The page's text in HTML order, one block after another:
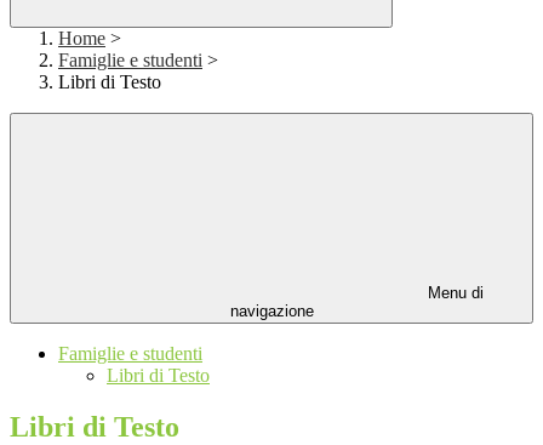
Home >
Famiglie e studenti >
Libri di Testo
Menu di
navigazione
Famiglie e studenti
Libri di Testo
Libri di Testo